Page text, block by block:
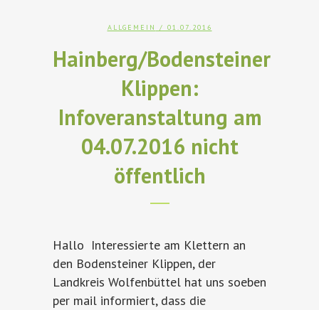
ALLGEMEIN / 01.07.2016
Hainberg/Bodensteiner
Klippen:
Infoveranstaltung am
04.07.2016 nicht
öffentlich
Hallo Interessierte am Klettern an
den Bodensteiner Klippen, der
Landkreis Wolfenbüttel hat uns soeben
per mail informiert, dass die